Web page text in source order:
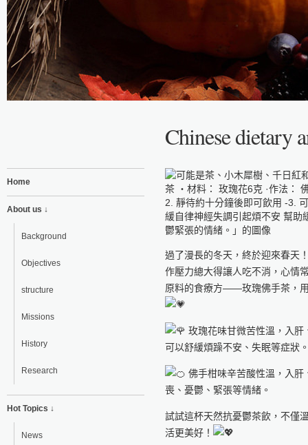
Chinese dietary
Home
About us ↓
Background
Objectives
structure
Missions
History
Research
Hot Topics ↓
News
過了漫長的冬天，終於迎來春天
作壓力總大得讓人吃不消，心情
原料的食療方——玫瑰佛手茶，
玫瑰花味甘微苦性溫，入
可以舒緩煩躁不安、失眠等症狀
佛手柑味辛苦酸性溫，入
喪、憂鬱、緊張等情緒。
試試這杯天然抗憂鬱茶飲，不僅
活更美好！